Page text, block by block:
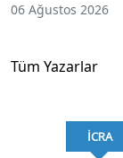
06 Ağustos 2026
Tüm Yazarlar